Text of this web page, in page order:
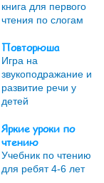
книга для первого
чтения по слогам
Повторюша
Игра на
звукоподражание и
развитие речи у
детей
Яркие уроки по
чтению
Учебник по чтению
для ребят 4-6 лет